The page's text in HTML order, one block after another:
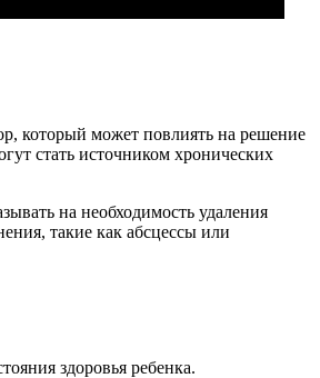
который может повлиять на решение
стать источником хронических
на необходимость удаления
такие как абсцессы или
здоровья ребенка.